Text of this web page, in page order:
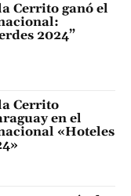
Cerrito ganó el
2024”
Cerrito
en el
«Hoteles